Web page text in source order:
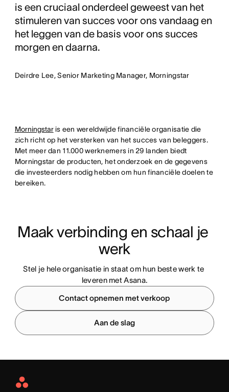
is een cruciaal onderdeel geweest van het
stimuleren van succes voor ons vandaag en
het leggen van de basis voor ons succes
morgen en daarna.
Deirdre Lee, Senior Marketing Manager, Morningstar
Morningstaris een wereldwijde financiële organisatie die
zich richt op het versterken van het succes van beleggers.
Met meer dan 11.000 werknemers in 29 landen biedt
Morningstar de producten, het onderzoek en de gegevens
die investeerders nodig hebben om hun financiële doelen te
bereiken.
Maak verbinding en schaal je
werk
Stel je hele organisatie in staat om hun beste werk te
leveren met Asana.
Contact opnemen met verkoop
Aan de slag
Asana